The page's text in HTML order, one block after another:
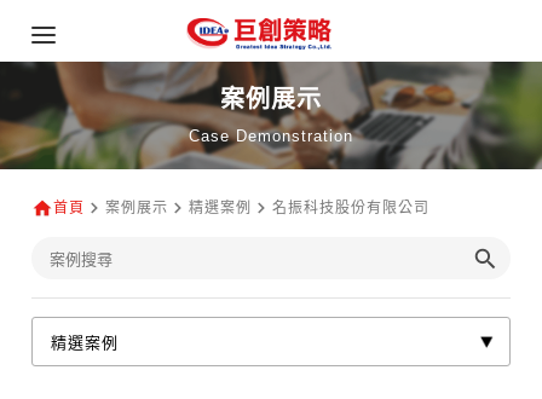
案例展示
Case Demonstration
首頁 案例展示 精選案例 名振科技股份有限公司